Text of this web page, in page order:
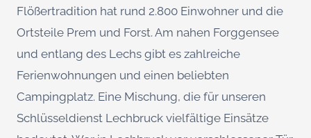
Flößertradition hat rund 2.800 Einwohner und die
Ortsteile Prem und Forst. Am nahen Forggensee
und entlang des Lechs gibt es zahlreiche
Ferienwohnungen und einen beliebten
Campingplatz. Eine Mischung, die für unseren
Schlüsseldienst Lechbruck vielfältige Einsätze